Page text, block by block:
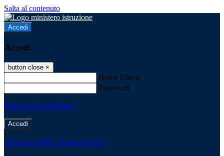
Salta al contenuto
Accedi
Accedi
button close ×
Nome Utente
Password
Password dimenticata?
-
Entra con SPID Entra con CIE